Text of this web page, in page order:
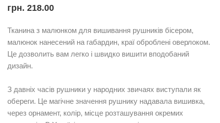
грн. 218.00
Тканина з малюнком для вишивання рушників бісером,
малюнок нанесений на габардин, краї оброблені оверлоком.
Це дозволить вам легко і швидко вишити вподобаний
дизайн.
З давніх часів рушники у народних звичаях виступали як
обереги. Це магічне значення рушнику надавала вишивка,
через орнамент, колір, місце розташування окремих